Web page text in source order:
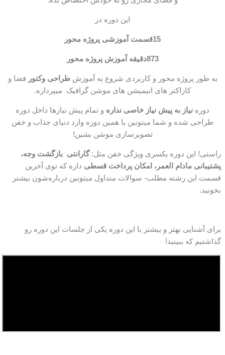
این دوره در
15قسمت آموزشی پروژه محور
873دقیقه آموزش پروژه محور
به طور پروژه محور و کاربردی شروع به آموزشطراحی وکتور فضا و
کاراکتر های انیمیشن های موشن گرافیک میپردازه.
دوره نیاز به پیش نیاز خاصی نداره و تمام پیش نیازها داخل دوره
طراحی شده و شما میتونین با همین دوره وارد دنیای جذاب و خفن
تصویرسازی موشن بشین!
راستی! این دوره یکسری ویژگی خفن مثل:گارانتی بازگشت وجه،
پشتیبانی مادام العمر، امکان پرداخت قسطی داره که توی آخرین
قسمت این رشته مطلب- سوالات متداول میتونین درباره‌شون بیشتر
بخونید.
برای آشنایی بهتر و بیشتر با این دوره یکی از جلسات این دوره رو
گذاشتیم که ببینید!